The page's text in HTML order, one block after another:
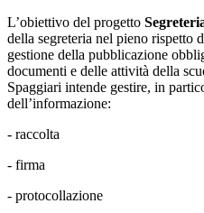
L’obiettivo del progetto
della segreteria nel pieno rispetto
gestione della pubblicazione
documenti e delle attività della
Spaggiari intende gestire, in
dell’informazione:
- raccolta
- firma
- protocollazione